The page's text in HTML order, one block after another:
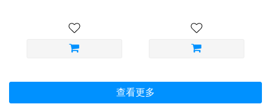
查看更多